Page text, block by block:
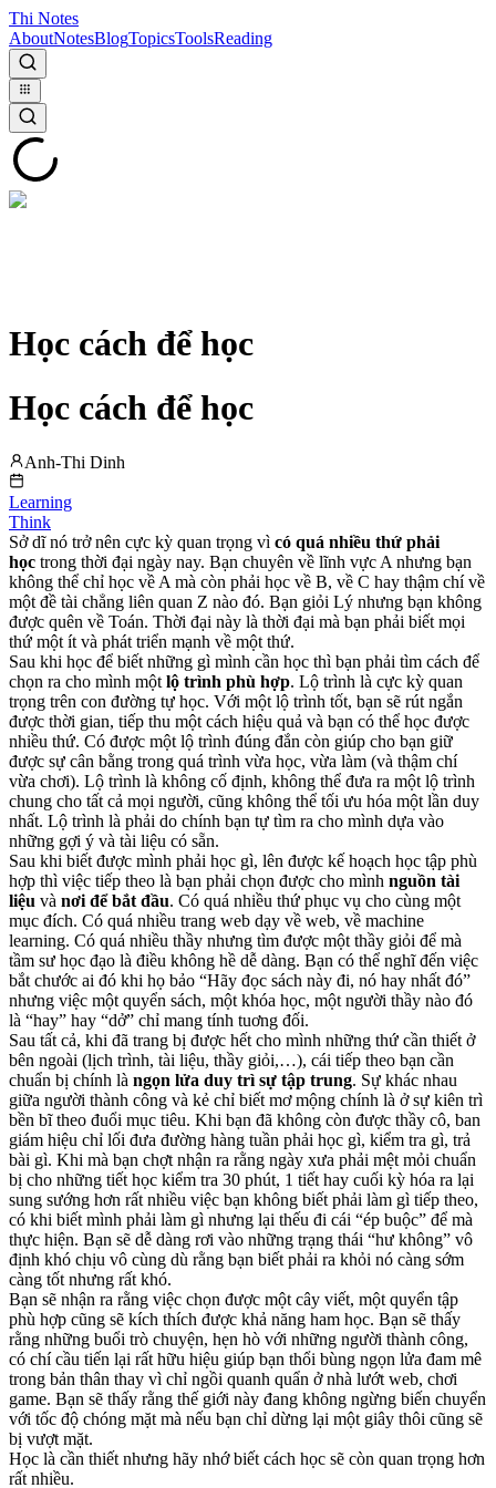
Thi Notes
AboutNotesBlogTopicsToolsReading
Học cách để học
Học cách để học
Anh-Thi Dinh
Learning
Think
Sở dĩ nó trở nên cực kỳ quan trọng vì có quá nhiều thứ phải
học trong thời đại ngày nay. Bạn chuyên về lĩnh vực A nhưng bạn
không thể chỉ học về A mà còn phải học về B, về C hay thậm chí về
một đề tài chẳng liên quan Z nào đó. Bạn giỏi Lý nhưng bạn không
được quên về Toán. Thời đại này là thời đại mà bạn phải biết mọi
thứ một ít và phát triển mạnh về một thứ.
Sau khi học để biết những gì mình cần học thì bạn phải tìm cách để
chọn ra cho mình một lộ trình phù hợp. Lộ trình là cực kỳ quan
trọng trên con đường tự học. Với một lộ trình tốt, bạn sẽ rút ngắn
được thời gian, tiếp thu một cách hiệu quả và bạn có thể học được
nhiều thứ. Có được một lộ trình đúng đắn còn giúp cho bạn giữ
được sự cân bằng trong quá trình vừa học, vừa làm (và thậm chí
vừa chơi). Lộ trình là không cố định, không thể đưa ra một lộ trình
chung cho tất cả mọi người, cũng không thể tối ưu hóa một lần duy
nhất. Lộ trình là phải do chính bạn tự tìm ra cho mình dựa vào
những gợi ý và tài liệu có sẵn.
Sau khi biết được mình phải học gì, lên được kế hoạch học tập phù
hợp thì việc tiếp theo là bạn phải chọn được cho mình nguồn tài
liệu và nơi để bắt đầu. Có quá nhiều thứ phục vụ cho cùng một
mục đích. Có quá nhiều trang web dạy về web, về machine
learning. Có quá nhiều thầy nhưng tìm được một thầy giỏi để mà
tầm sư học đạo là điều không hề dễ dàng. Bạn có thể nghĩ đến việc
bắt chước ai đó khi họ bảo “Hãy đọc sách này đi, nó hay nhất đó”
nhưng việc một quyển sách, một khóa học, một người thầy nào đó
là “hay” hay “dở” chỉ mang tính tuơng đối.
Sau tất cả, khi đã trang bị được hết cho mình những thứ cần thiết ở
bên ngoài (lịch trình, tài liệu, thầy giỏi,…), cái tiếp theo bạn cần
chuẩn bị chính là ngọn lửa duy trì sự tập trung. Sự khác nhau
giữa người thành công và kẻ chỉ biết mơ mộng chính là ở sự kiên trì
bền bĩ theo đuổi mục tiêu. Khi bạn đã không còn được thầy cô, ban
giám hiệu chỉ lối đưa đường hàng tuần phải học gì, kiểm tra gì, trả
bài gì. Khi mà bạn chợt nhận ra rằng ngày xưa phải mệt mỏi chuẩn
bị cho những tiết học kiểm tra 30 phút, 1 tiết hay cuối kỳ hóa ra lại
sung sướng hơn rất nhiều việc bạn không biết phải làm gì tiếp theo,
có khi biết mình phải làm gì nhưng lại thếu đi cái “ép buộc” để mà
thực hiện. Bạn sẽ dễ dàng rơi vào những trạng thái “hư không” vô
định khó chịu vô cùng dù rằng bạn biết phải ra khỏi nó càng sớm
càng tốt nhưng rất khó.
Bạn sẽ nhận ra rằng việc chọn được một cây viết, một quyển tập
phù hợp cũng sẽ kích thích được khả năng ham học. Bạn sẽ thấy
rằng những buổi trò chuyện, hẹn hò với những người thành công,
có chí cầu tiến lại rất hữu hiệu giúp bạn thổi bùng ngọn lửa đam mê
trong bản thân thay vì chỉ ngồi quanh quẩn ở nhà lướt web, chơi
game. Bạn sẽ thấy rằng thế giới này đang không ngừng biến chuyển
với tốc độ chóng mặt mà nếu bạn chỉ dừng lại một giây thôi cũng sẽ
bị vượt mặt.
Học là cần thiết nhưng hãy nhớ biết cách học sẽ còn quan trọng hơn
rất nhiều.